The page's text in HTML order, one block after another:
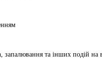
запалювання та інших подій на